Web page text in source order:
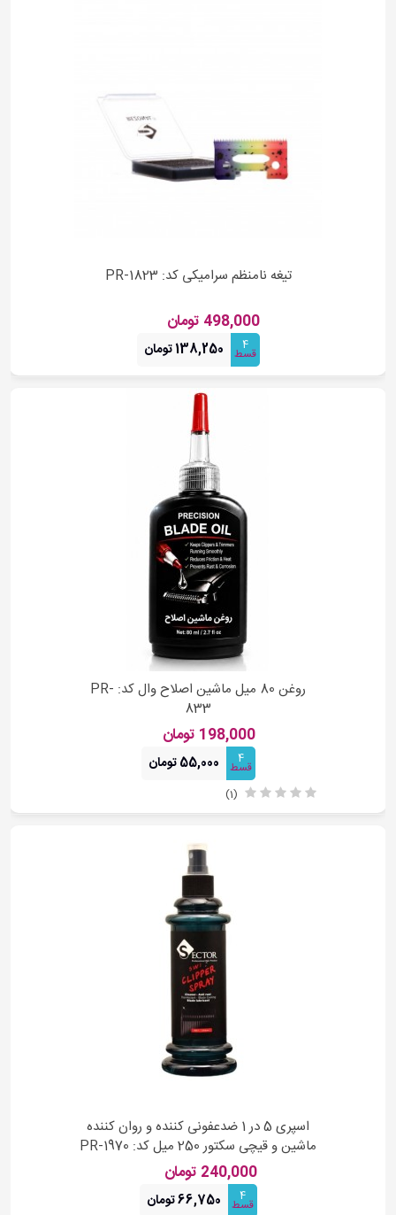
تیغه نامنظم سرامیکی کد: PR-1823
498,000 تومان
4
قسط 138,250 تومان
روغن 80 میل ماشین اصلاح وال کد: PR-
833
198,000 تومان
4
قسط 55,000 تومان
(1)
اسپری 5 در 1 ضدعفونی کننده و روان کننده
ماشین و قیچی سکتور 250 میل کد: PR-1970
240,000 تومان
4
قسط 66,750 تومان